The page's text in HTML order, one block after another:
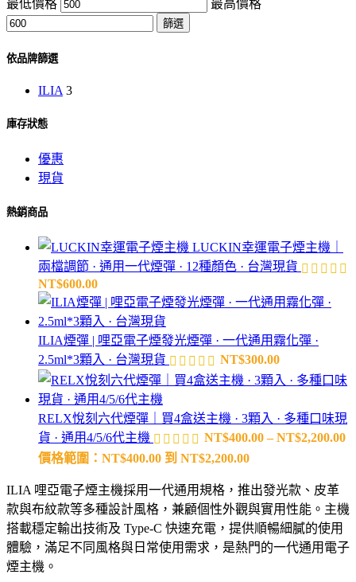
最低價格 最高價格
篩選
依品牌篩選
ILIA 3
庫存狀態
優惠
現貨
熱銷商品
LUCKIN幸運電子煙主機｜
兩檔調節 · 通用一代煙彈 · 12種顏色 · 台灣現貨
NT$600.00
ILIA煙彈 | 哩亞電子煙發光煙彈 · 一代通用霧化彈 ·
2.5ml*3顆入 · 台灣現貨
NT$300.00
RELX悅刻六代煙彈｜買4盒送主機 · 3顆入 · 多種口味現
貨 · 通用4/5/6代主機
NT$400.00 – NT$2,200.00
價格範圍：NT$400.00 到 NT$2,200.00
ILIA 哩亞電子煙主機採用一代通用規格，推出發光款、皮革
款與布紋款等多種設計風格，兼顧個性外觀與實用性能。主機
搭載穩定輸出技術及 Type-C 快速充電，提供順暢細膩的使用
體驗，滿足不同風格與日常使用需求，是熱門的一代通用電子
煙主機。